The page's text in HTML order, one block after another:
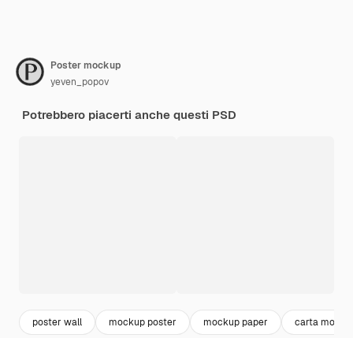
Poster mockup
yeven_popov
Potrebbero piacerti anche questi PSD
poster wall mockup poster mockup paper carta